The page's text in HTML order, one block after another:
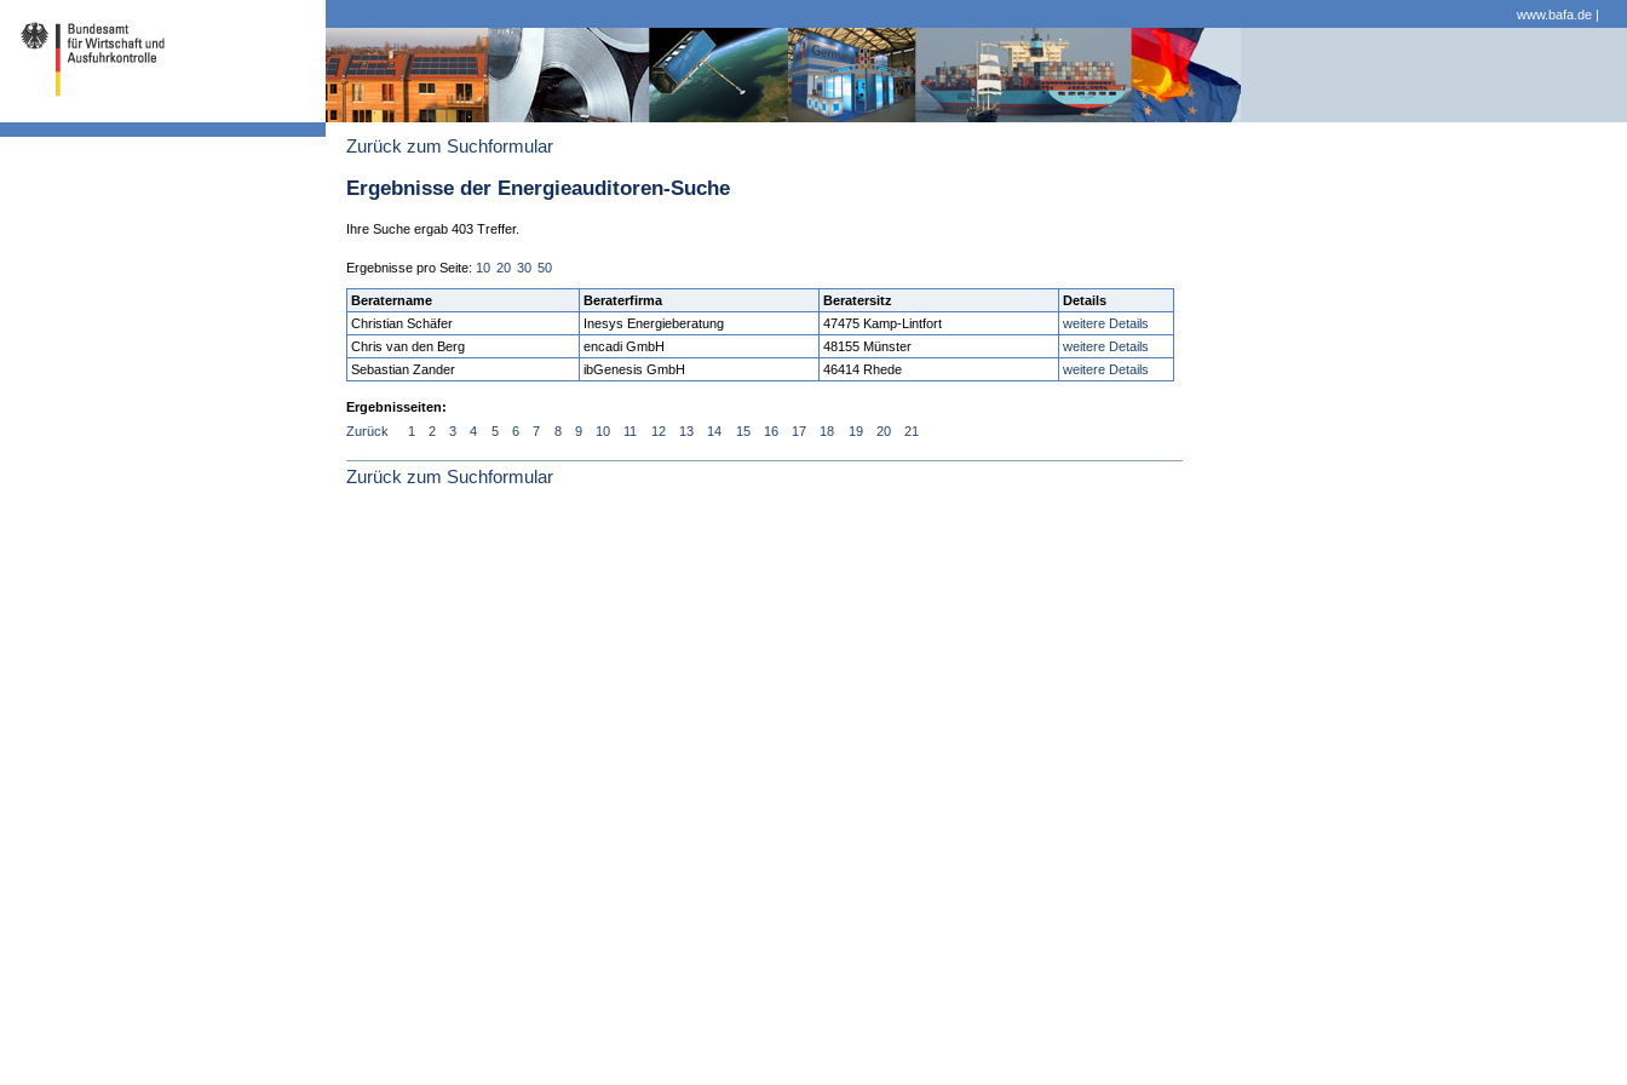
www.bafa.de |
Zurück zum Suchformular
Ergebnisse der Energieauditoren-Suche
Ihre Suche ergab 403 Treffer.
Ergebnisse pro Seite: 10 20 30 50
Beratername Beraterfirma Beratersitz
Details
Christian Schäfer
Inesys Energieberatung 47475 Kamp-Lintfort
weitere Details
Chris van den Berg
encadi GmbH 48155 Münster
weitere Details
Sebastian Zander
ibGenesis GmbH 46414 Rhede weitere Details
Ergebnisseiten:
Zurück
1 2 3 4 5 6 7 8 9 10 11 12 13 14 15 16 17 18 19 20 21
Zurück zum Suchformular